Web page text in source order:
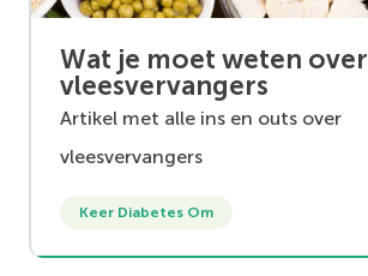
Wat je moet weten over
vleesvervangers
Artikel met alle ins en outs over
vleesvervangers
Keer Diabetes Om